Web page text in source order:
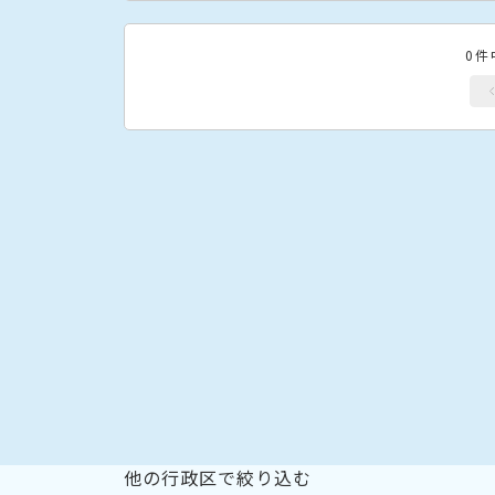
0件
他の行政区で絞り込む